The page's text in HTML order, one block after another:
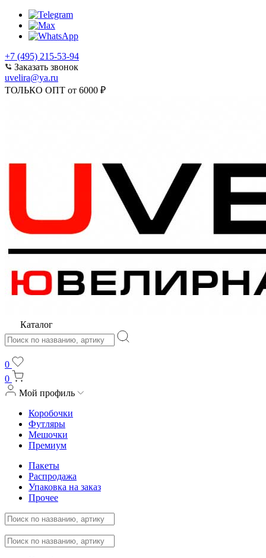
+7 (495) 215-53-94
Заказать звонок
uvelira@ya.ru
ТОЛЬКО ОПТ от 6000 ₽
Каталог
0
0
Мой профиль
Коробочки
Футляры
Мешочки
Премиум
Пакеты
Распродажа
Упаковка на заказ
Прочее